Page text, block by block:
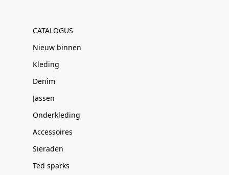
CATALOGUS
Nieuw binnen
Kleding
Denim
Jassen
Onderkleding
Accessoires
Sieraden
Ted sparks